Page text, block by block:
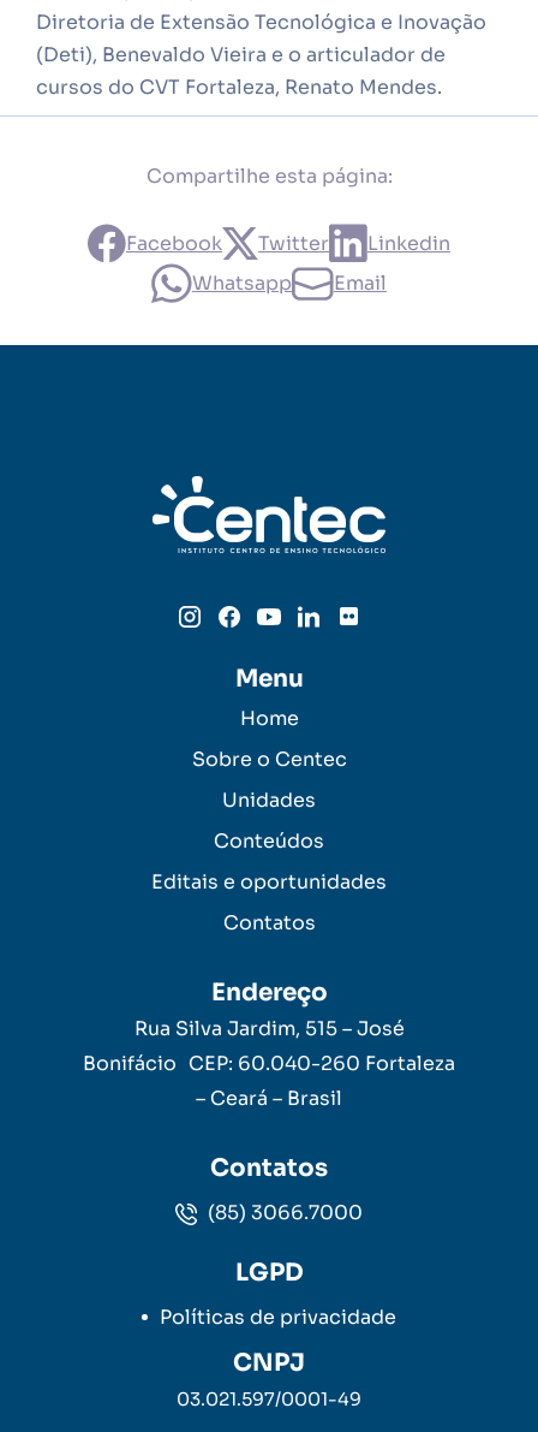
Diretoria de Extensão Tecnológica e Inovação
(Deti), Benevaldo Vieira e o articulador de
cursos do CVT Fortaleza, Renato Mendes.
Compartilhe esta página:
Facebook Twitter
Linkedin
Whatsapp
Email
Menu
Home
Sobre o Centec
Unidades
Conteúdos
Editais e oportunidades
Contatos
Endereço
Rua Silva Jardim, 515 – José
Bonifácio CEP: 60.040-260 Fortaleza
– Ceará – Brasil
Contatos
(85) 3066.7000
LGPD
Políticas de privacidade
CNPJ
03.021.597/0001-49